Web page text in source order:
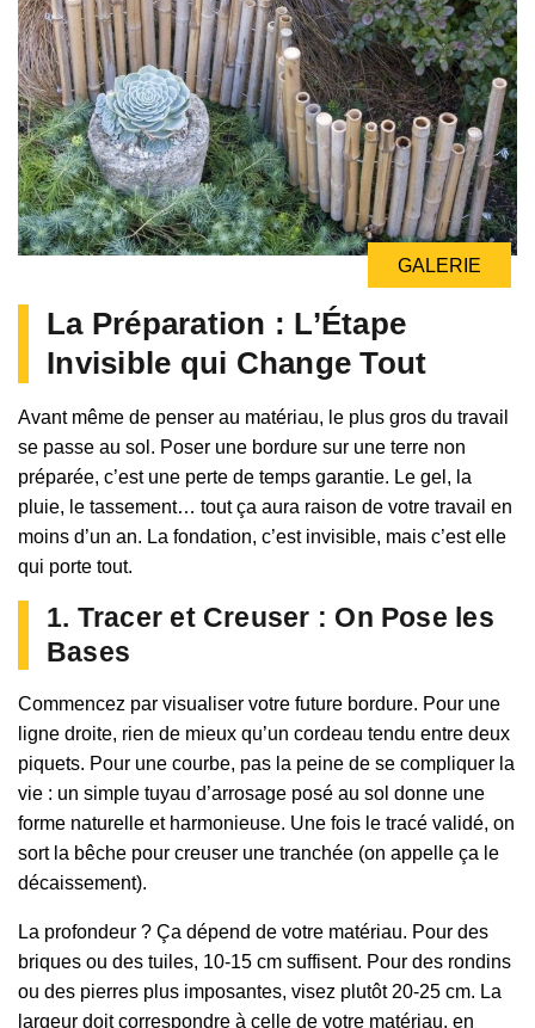
GALERIE
La Préparation : L’Étape
Invisible qui Change Tout
Avant même de penser au matériau, le plus gros du travail
se passe au sol. Poser une bordure sur une terre non
préparée, c’est une perte de temps garantie. Le gel, la
pluie, le tassement… tout ça aura raison de votre travail en
moins d’un an. La fondation, c’est invisible, mais c’est elle
qui porte tout.
1. Tracer et Creuser : On Pose les
Bases
Commencez par visualiser votre future bordure. Pour une
ligne droite, rien de mieux qu’un cordeau tendu entre deux
piquets. Pour une courbe, pas la peine de se compliquer la
vie : un simple tuyau d’arrosage posé au sol donne une
forme naturelle et harmonieuse. Une fois le tracé validé, on
sort la bêche pour creuser une tranchée (on appelle ça le
décaissement).
La profondeur ? Ça dépend de votre matériau. Pour des
briques ou des tuiles, 10-15 cm suffisent. Pour des rondins
ou des pierres plus imposantes, visez plutôt 20-25 cm. La
largeur doit correspondre à celle de votre matériau, en